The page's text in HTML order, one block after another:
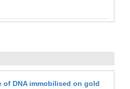
of DNA immobilised on gold